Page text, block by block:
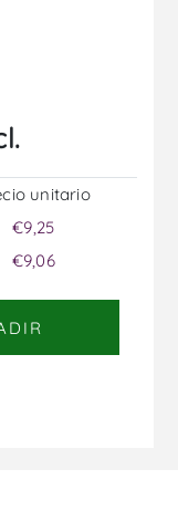
unitario
€9,25
€9,06